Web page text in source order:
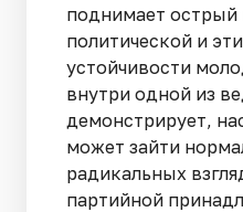
поднимает острый
политической и
устойчивости
внутри одной из
демонстрирует,
может зайти
радикальных
партийной